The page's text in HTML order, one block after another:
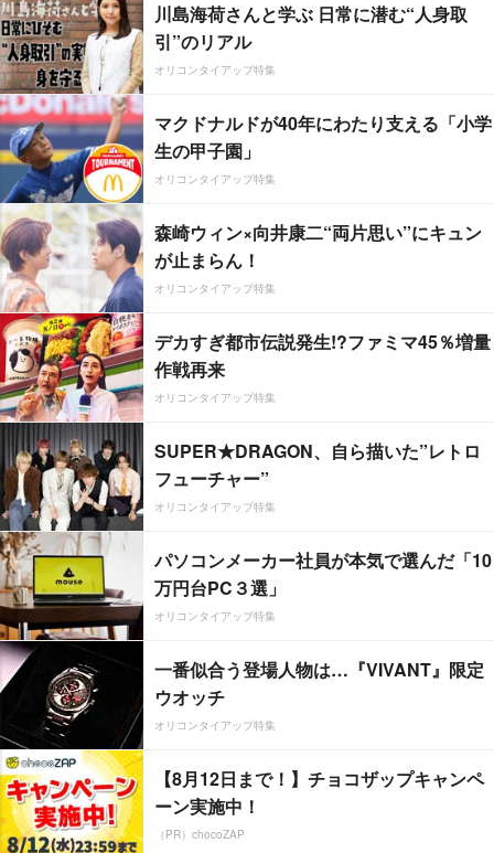
川島海荷さんと学ぶ 日常に潜む“人身取
引”のリアル
オリコンタイアップ特集
マクドナルドが40年にわたり支える「小学
生の甲子園」
オリコンタイアップ特集
森崎ウィン×向井康二“両片思い”にキュン
が止まらん！
オリコンタイアップ特集
デカすぎ都市伝説発生!?ファミマ45％増量
作戦再来
オリコンタイアップ特集
SUPER★DRAGON、自ら描いた”レトロ
フューチャー”
オリコンタイアップ特集
パソコンメーカー社員が本気で選んだ「10
万円台PC３選」
オリコンタイアップ特集
一番似合う登場人物は…『VIVANT』限定
ウオッチ
オリコンタイアップ特集
【8月12日まで！】チョコザップキャンペ
ーン実施中！
（PR）chocoZAP